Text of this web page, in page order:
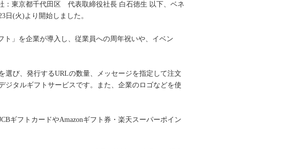
：東京都千代田区 代表取締役社長 白石徳生 以下、ベネ
日(火)より開始しました。
」を企業が導入し、従業員への周年祝いや、イベン
選び、発行するURLの数量、メッセージを指定して注文
タルギフトサービスです。また、企業のロゴなどを使
ギフトカードやAmazonギフト券・楽天スーパーポイン